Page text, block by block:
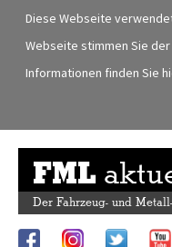
Diese Webseite
Webseite stimmen Sie
Informationen finden Sie
FML
Der Fahrzeug- und